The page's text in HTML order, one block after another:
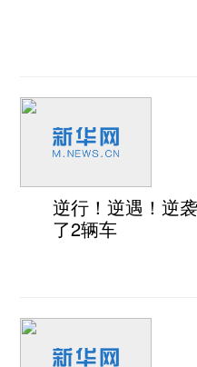
逆行！逆遇！逆
了2辆车